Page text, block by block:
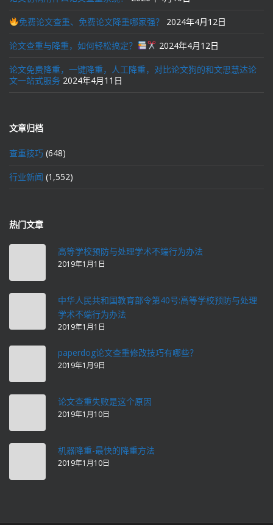
免费论文查重、免费论文降重哪家强？ 2024年4月12日
论文查重与降重，如何轻松搞定？ 2024年4月12日
论文免费降重，一键降重，人工降重，对比论文狗的和文思慧达论
文一站式服务 2024年4月11日
文章归档
查重技巧 (648)
行业新闻 (1,552)
热门文章
高等学校预防与处理学术不端行为办法
2019年1月1日
中华人民共和国教育部令第40号:高等学校预防与处理
学术不端行为办法
2019年1月1日
paperdog论文查重修改技巧有哪些？
2019年1月9日
论文查重失败是这个原因
2019年1月10日
机器降重-最快的降重方法
2019年1月10日